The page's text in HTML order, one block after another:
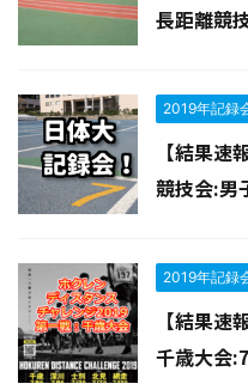
長距離競
2019年記録
【結果
競技会:男
2019年記録
【結果速
千歳大会